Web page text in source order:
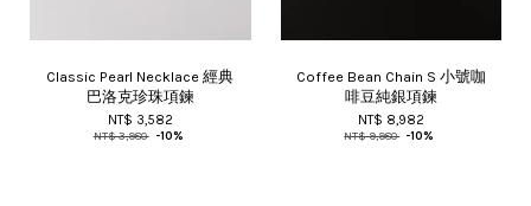
Classic Pearl Necklace 經典
巴洛克珍珠項鍊
NT$ 3,582
NT$ 3,980 -10%
Coffee Bean Chain S 小號咖
啡豆純銀項鍊
NT$ 8,982
NT$ 9,980 -10%